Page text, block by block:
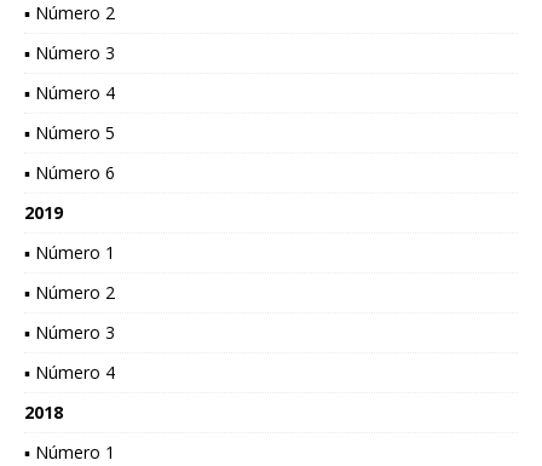
▪ Número 2
▪ Número 3
▪ Número 4
▪ Número 5
▪ Número 6
2019
▪ Número 1
▪ Número 2
▪ Número 3
▪ Número 4
2018
▪ Número 1